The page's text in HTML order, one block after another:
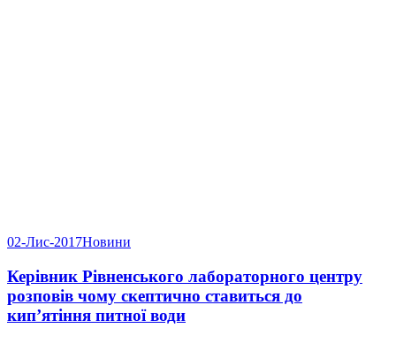
02-Лис-2017Новини
Керівник Рівненського лабораторного центру
розповів чому скептично ставиться до
кип’ятіння питної води